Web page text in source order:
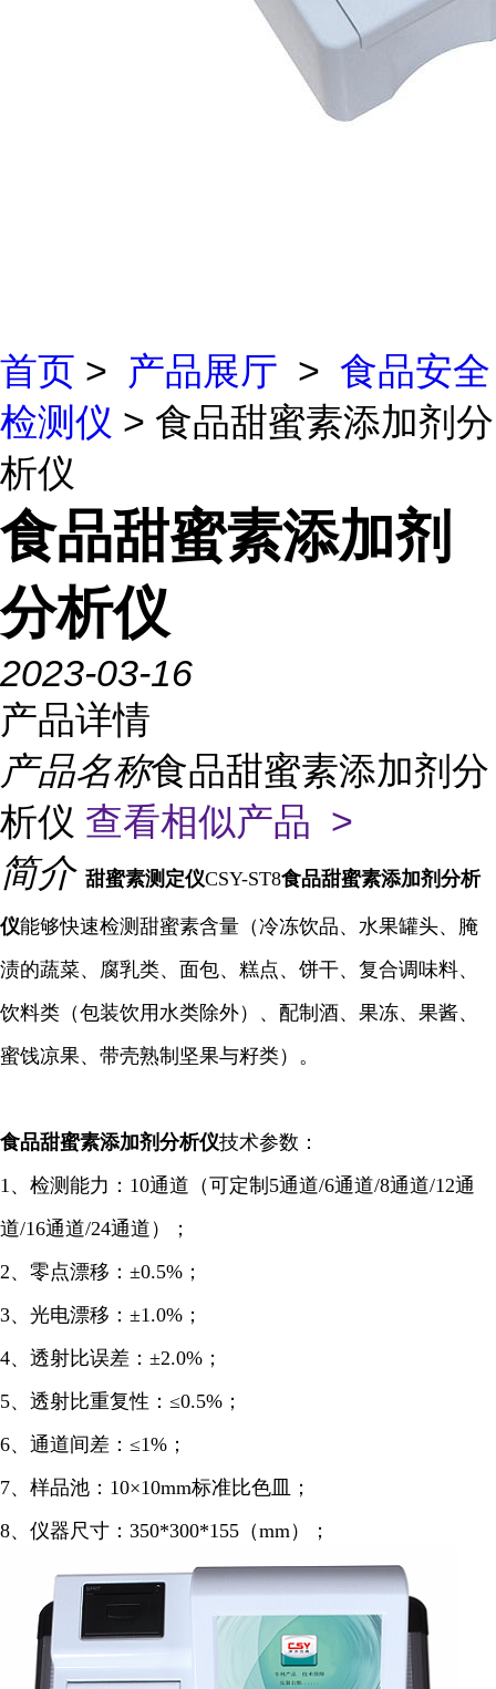
首页 > 产品展厅 > 食品安全
检测仪 > 食品甜蜜素添加剂分
析仪
食品甜蜜素添加剂
分析仪
2023-03-16
产品详情
产品名称食品甜蜜素添加剂分
析仪 查看相似产品 >
简介 甜蜜素测定仪CSY-ST8食品甜蜜素添加剂分析
仪能够快速检测甜蜜素含量（冷冻饮品、水果罐头、腌
渍的蔬菜、腐乳类、面包、糕点、饼干、复合调味料、
饮料类（包装饮用水类除外）、配制酒、果冻、果酱、
蜜饯凉果、带壳熟制坚果与籽类）。
食品甜蜜素添加剂分析仪技术参数：
1、检测能力：10通道（可定制5通道/6通道/8通道/12通
道/16通道/24通道）；
2、零点漂移：±0.5%；
3、光电漂移：±1.0%；
4、透射比误差：±2.0%；
5、透射比重复性：≤0.5%；
6、通道间差：≤1%；
7、样品池：10×10mm标准比色皿；
8、仪器尺寸：350*300*155（mm）；